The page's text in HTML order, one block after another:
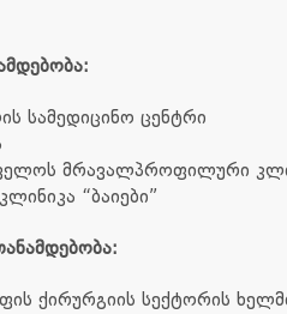
სამედიცინო ცენტრი
მრავალპროფილური
“ბაიები”
ქირურგიის სექტორის